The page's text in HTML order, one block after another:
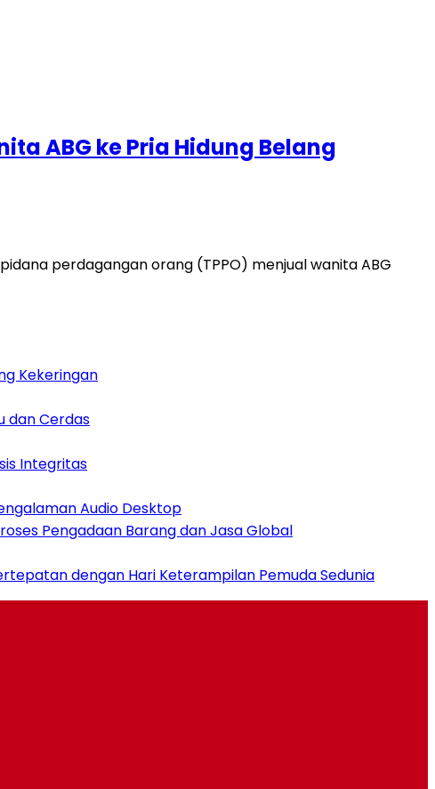
ABG ke Pria Hidung Belang
perdagangan orang (TPPO) menjual wanita ABG
Kekeringan
dan Cerdas
Integritas
Audio Desktop
Pengadaan Barang dan Jasa Global
dengan Hari Keterampilan Pemuda Sedunia